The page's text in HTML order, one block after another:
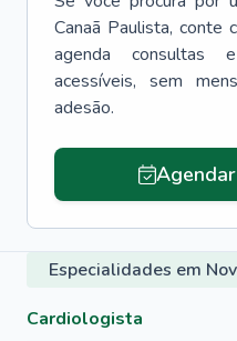
Canaã Paulista, conte
agenda consultas
acessíveis, sem
adesão.
Especialidades em
Cardiologista